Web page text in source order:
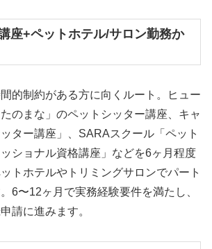
座+ペットホテル/サロン勤務か
的制約がある方に向くルート。ヒュー
のまな」のペットシッター講座、キャ
ター講座」、SARAスクール「ペット
ショナル資格講座」などを6ヶ月程度
トホテルやトリミングサロンでパート
6〜12ヶ月で実務経験要件を満たし、
請に進みます。